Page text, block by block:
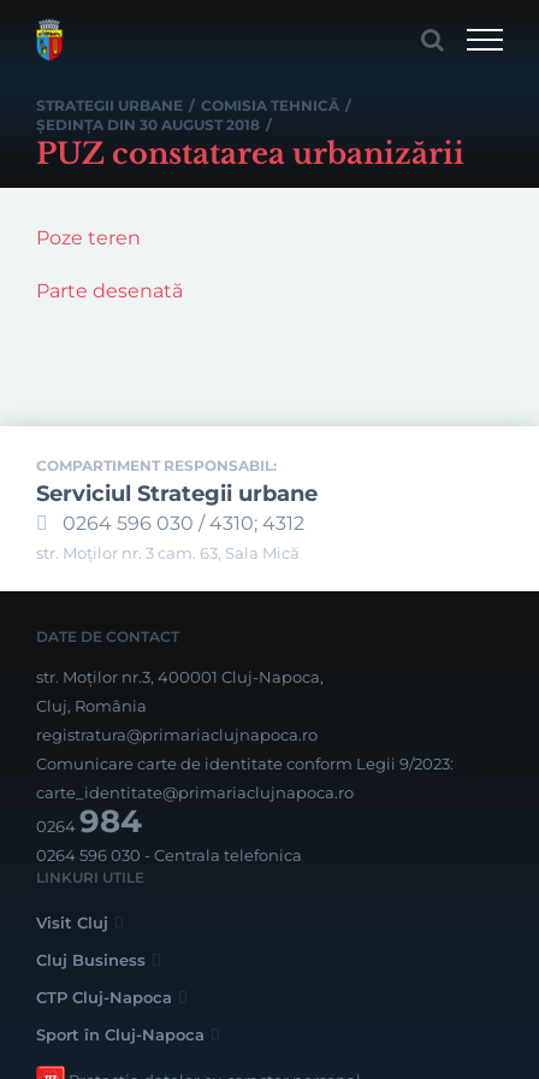
STRATEGII URBANE / COMISIA TEHNICĂ /
ȘEDINȚA DIN 30 AUGUST 2018 /
PUZ constatarea urbanizării
Poze teren
Parte desenată
COMPARTIMENT RESPONSABIL:
Serviciul Strategii urbane
0264 596 030 / 4310; 4312
str. Moților nr. 3 cam. 63, Sala Mică
DATE DE CONTACT
str. Moților nr.3, 400001 Cluj-Napoca,
Cluj, România
registratura@primariaclujnapoca.ro
Comunicare carte de identitate conform Legii 9/2023:
carte_identitate@primariaclujnapoca.ro
0264984
0264 596 030 - Centrala telefonica
LINKURI UTILE
Visit Cluj
Cluj Business
CTP Cluj-Napoca
Sport în Cluj-Napoca